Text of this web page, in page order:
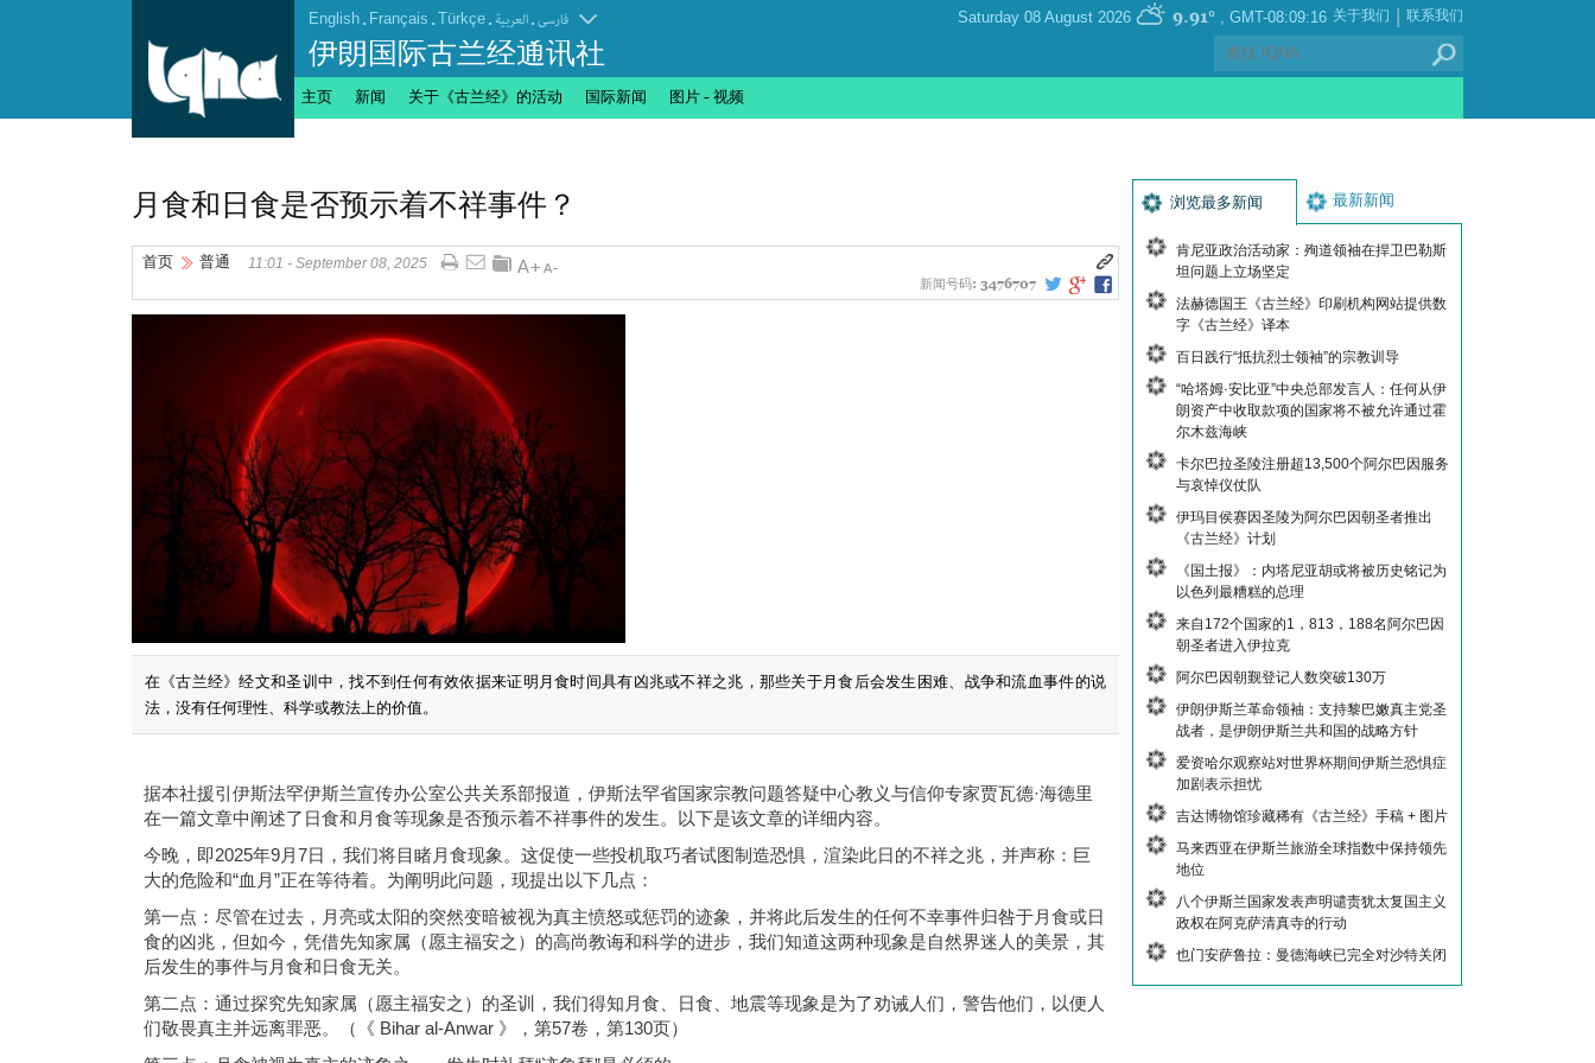
English . Français . Türkçe . العربیة.فارسی
伊朗国际古兰经通讯社
GMT-08:09:16
, Saturday 08 August 2026
9.91° 联系我们
|
关于我们
主页 新闻 关于《古兰经》的活动 国际新闻 图片 - 视频
月食和日食是否预示着不祥事件？
首页 普通
11:01 - September 08, 2025
新闻号码: 3476707
在《古兰经》经文和圣训中，找不到任何有效依据来证明月食时间具有凶兆或不祥之兆，那些关于月食后会发生困难、战争和流血事件的说
法，没有任何理性、科学或教法上的价值。
据本社援引伊斯法罕伊斯兰宣传办公室公共关系部报道，伊斯法罕省国家宗教问题答疑中心教义与信仰专家贾瓦德·海德里
在一篇文章中阐述了日食和月食等现象是否预示着不祥事件的发生。以下是该文章的详细内容。
今晚，即2025年9月7日，我们将目睹月食现象。这促使一些投机取巧者试图制造恐惧，渲染此日的不祥之兆，并声称：巨
大的危险和“血月”正在等待着。为阐明此问题，现提出以下几点：
第一点：尽管在过去，月亮或太阳的突然变暗被视为真主愤怒或惩罚的迹象，并将此后发生的任何不幸事件归咎于月食或日
食的凶兆，但如今，凭借先知家属（愿主福安之）的高尚教诲和科学的进步，我们知道这两种现象是自然界迷人的美景，其
后发生的事件与月食和日食无关。
第二点：通过探究先知家属（愿主福安之）的圣训，我们得知月食、日食、地震等现象是为了劝诫人们，警告他们，以便人
们敬畏真主并远离罪恶。（《 Bihar al-Anwar 》，第57卷，第130页）
浏览最多新闻 最新新闻
肯尼亚政治活动家：殉道领袖在捍卫巴勒斯
坦问题上立场坚定
法赫德国王《古兰经》印刷机构网站提供数
字《古兰经》译本
百日践行“抵抗烈士领袖”的宗教训导
“哈塔姆·安比亚”中央总部发言人：任何从伊
朗资产中收取款项的国家将不被允许通过霍
尔木兹海峡
卡尔巴拉圣陵注册超13,500个阿尔巴因服务
与哀悼仪仗队
伊玛目侯赛因圣陵为阿尔巴因朝圣者推出
《古兰经》计划
《国土报》：内塔尼亚胡或将被历史铭记为
以色列最糟糕的总理
来自172个国家的1，813，188名阿尔巴因
朝圣者进入伊拉克
阿尔巴因朝觐登记人数突破130万
伊朗伊斯兰革命领袖：支持黎巴嫩真主党圣
战者，是伊朗伊斯兰共和国的战略方针
爱资哈尔观察站对世界杯期间伊斯兰恐惧症
加剧表示担忧
吉达博物馆珍藏稀有《古兰经》手稿 + 图片
马来西亚在伊斯兰旅游全球指数中保持领先
地位
八个伊斯兰国家发表声明谴责犹太复国主义
政权在阿克萨清真寺的行动
也门安萨鲁拉：曼德海峡已完全对沙特关闭